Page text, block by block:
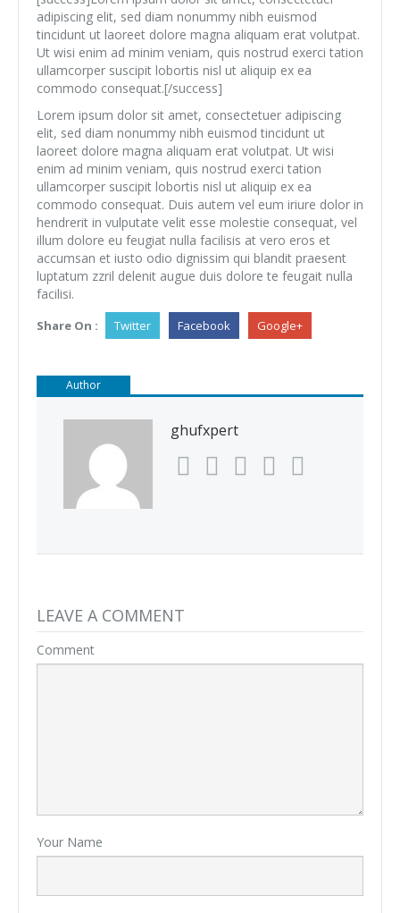
adipiscing elit, sed diam nonummy nibh euismod
tincidunt ut laoreet dolore magna aliquam erat volutpat.
Ut wisi enim ad minim veniam, quis nostrud exerci tation
ullamcorper suscipit lobortis nisl ut aliquip ex ea
commodo consequat.[/success]
Lorem ipsum dolor sit amet, consectetuer adipiscing
elit, sed diam nonummy nibh euismod tincidunt ut
laoreet dolore magna aliquam erat volutpat. Ut wisi
enim ad minim veniam, quis nostrud exerci tation
ullamcorper suscipit lobortis nisl ut aliquip ex ea
commodo consequat. Duis autem vel eum iriure dolor in
hendrerit in vulputate velit esse molestie consequat, vel
illum dolore eu feugiat nulla facilisis at vero eros et
accumsan et iusto odio dignissim qui blandit praesent
luptatum zzril delenit augue duis dolore te feugait nulla
facilisi.
Share On : Twitter Facebook Google+
Author
ghufxpert
LEAVE A COMMENT
Comment
Your Name